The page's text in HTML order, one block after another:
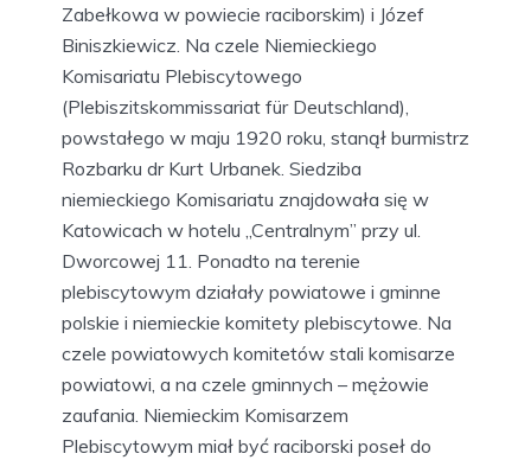
Zabełkowa w powiecie raciborskim) i Józef
Biniszkiewicz. Na czele Niemieckiego
Komisariatu Plebiscytowego
(Plebiszitskommissariat für Deutschland),
powstałego w maju 1920 roku, stanął burmistrz
Rozbarku dr Kurt Urbanek. Siedziba
niemieckiego Komisariatu znajdowała się w
Katowicach w hotelu „Centralnym” przy ul.
Dworcowej 11. Ponadto na terenie
plebiscytowym działały powiatowe i gminne
polskie i niemieckie komitety plebiscytowe. Na
czele powiatowych komitetów stali komisarze
powiatowi, a na czele gminnych – mężowie
zaufania. Niemieckim Komisarzem
Plebiscytowym miał być raciborski poseł do